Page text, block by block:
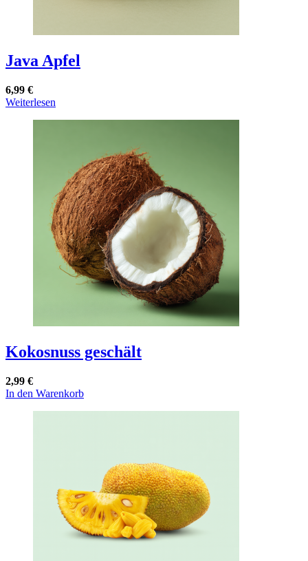
Java Apfel
6,99 €
Weiterlesen
Kokosnuss geschält
2,99 €
In den Warenkorb